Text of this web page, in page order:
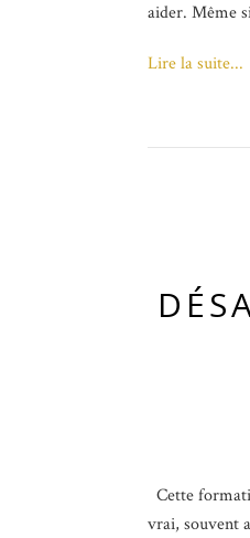
aider. Même
Lire la suite...
Cette
vrai, souvent